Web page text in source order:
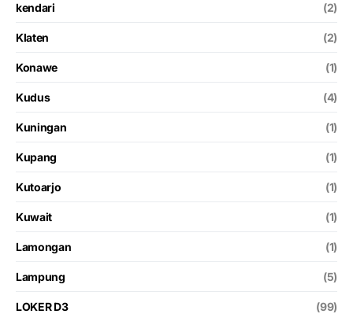
kendari (2)
Klaten (2)
Konawe (1)
Kudus (4)
Kuningan (1)
Kupang (1)
Kutoarjo (1)
Kuwait (1)
Lamongan (1)
Lampung (5)
LOKER D3 (99)